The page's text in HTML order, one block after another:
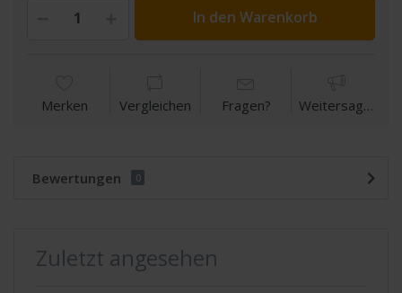
In den Warenkorb
Merken Vergleichen Fragen? Weitersagen
Bewertungen 0
Zuletzt angesehen